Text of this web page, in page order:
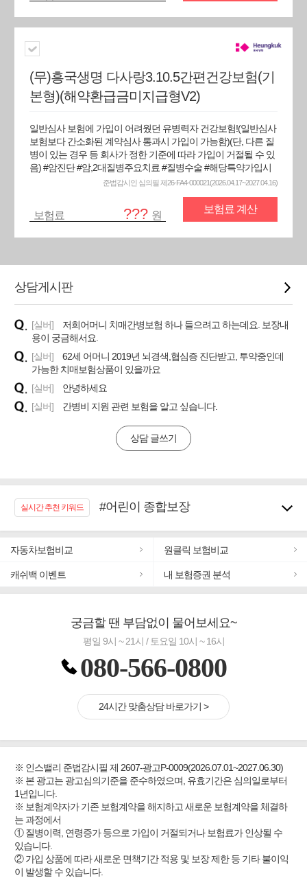
(무)흥국생명 다사랑3.10.5간편건강보험(기
본형)(해약환급금미지급형V2)
일반심사 보험에 가입이 어려웠던 유병력자 건강보험!(일반심사
보험보다 간소화된 계약심사 통과시 가입이 가능함)(단, 다른 질
병이 있는 경우 등 회사가 정한 기준에 따라 가입이 거절될 수 있
음) #암진단 #암,2대질병주요치료 #질병수술 #해당특약가입시
준법감시인 심의필 제26-FA4-000021(2026.04.17~2027.04.16)
보험료 ??? 원
보험료 계산
상담게시판
[실버]
저희어머니 치매간병보험 하나 들으려고 하는데요. 보장내
용이 궁금해서요.
[실버]
62세 어머니 2019년 뇌경색,협심증 진단받고, 투약중인데
가능한 치매보험상품이 있을까요
[실버]
안녕하세요
[실버]
간병비 지원 관련 보험을 알고 싶습니다.
상담 글쓰기
실시간 추천 키워드
#어린이 종합보장
#우리집 화재, 도난대비
#추천골프보험
#바뀌기전에 4세대 가입
#교통사고대비 운전자보험
자동차보험비교 원클릭 보험비교
캐쉬백 이벤트 내 보험증권 분석
궁금할 땐 부담없이 물어보세요~
평일 9시 ~ 21시 / 토요일 10시 ~ 16시
080-566-0800
24시간 맞춤상담 바로가기 >
※ 인스밸리 준법감시필 제 2607-광고P-0009(2026.07.01~2027.06.30)
※ 본 광고는 광고심의기준을 준수하였으며, 유효기간은 심의일로부터
1년입니다.
※ 보험계약자가 기존 보험계약을 해지하고 새로운 보험계약을 체결하
는 과정에서
① 질병이력, 연령증가 등으로 가입이 거절되거나 보험료가 인상될 수
있습니다.
② 가입 상품에 따라 새로운 면책기간 적용 및 보장 제한 등 기타 불이익
이 발생할 수 있습니다.